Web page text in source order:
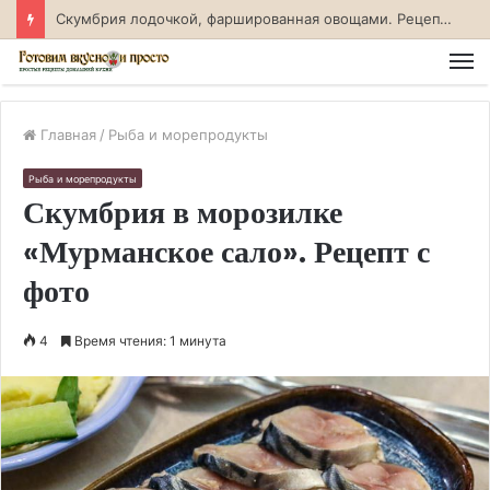
Скумбрия лодочкой, фаршированная овощами. Рецепт с фото
Главная / Рыба и морепродукты
Рыба и морепродукты
Скумбрия в морозилке
«Мурманское сало». Рецепт с
фото
4 Время чтения: 1 минута